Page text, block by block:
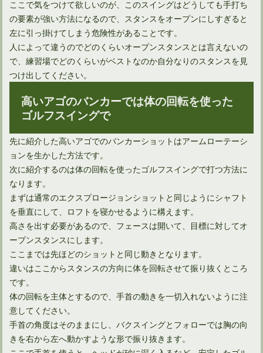
ゴルフクラブを左手一本で握って素振りしたら劇的に変身！
ゴルフスコアの80切りを達成するために必要な戦略と練習
ここで気をつけて欲しいのが、このスイングはどうしても手打ち
の要素が強い方法になるので、スタンスをオープンにしすぎると
左に引っ掛けてしまう危険性があることです。
人によって違うのでどのくらいオープンスタンスとは言えないの
で、練習場でどのくらいがベストなのか自分なりのスタンスを見
つけ出してください。
高いアゴのバンカーでは体の回転を使った
ゴルフスイングで
先に紹介した高いアゴでのバンカーショットはアームローテーシ
ョンを生かした方法です。
次に紹介するのは体の回転を使ったゴルフスイングで打つ方法に
なります。
まずは通常のエクスプロージョンショットと同じようにシャフト
を垂直にして、ロフトを寝かせるように構えます。
高さを出す必要があるので、フェースは開いて、目標に対してオ
ープンスタンスにします。
ここまでは先ほどのショットと同じ動きとなります。
違いはここからスタンスの方向に体を回転させて振り抜くところ
です。
体の回転を主体とするので、手首の動きを一切入れないように注
意してください。
手首の角度はそのままにし、バクスイングとフォローでは胸の向
きを右から左へ動かすような形で振り抜きます。